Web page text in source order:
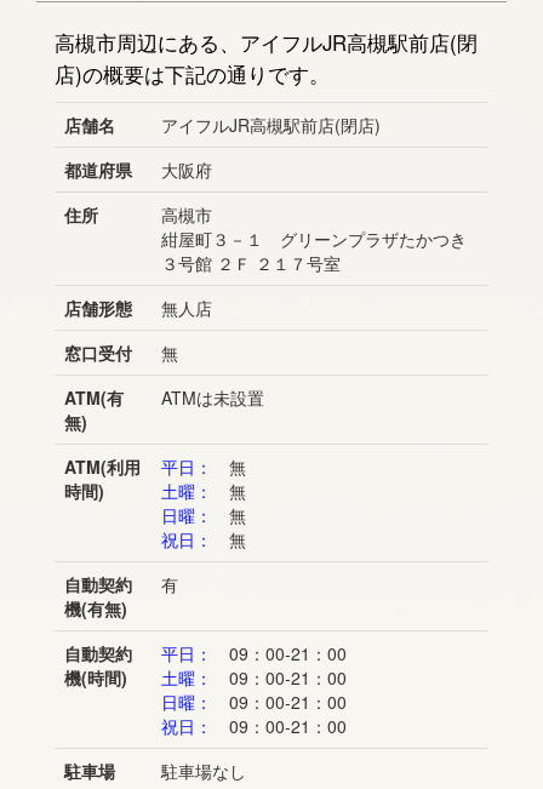
高槻市周辺にある、アイフルJR高槻駅前店(閉
店)の概要は下記の通りです。
店舗名
アイフルJR高槻駅前店(閉店)
都道府県
大阪府
住所
高槻市
紺屋町３－１ グリーンプラザたかつき
３号館 ２Ｆ ２１７号室
店舗形態
無人店
窓口受付
無
ATM(有
無)
ATMは未設置
ATM(利用
時間)
平日：
無
土曜：
無
日曜：
無
祝日：
無
自動契約
機(有無)
有
自動契約
機(時間)
平日：
09：00-21：00
土曜：
09：00-21：00
日曜：
09：00-21：00
祝日：
09：00-21：00
駐車場
駐車場なし